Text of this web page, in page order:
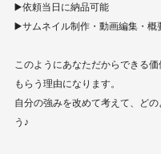
▶️依頼当日に納品可能
▶️サムネイル制作・動画編集・概
このようにあなただからできる
もらう理由になります。
自分の強みを改めて考えて、ど
う♪